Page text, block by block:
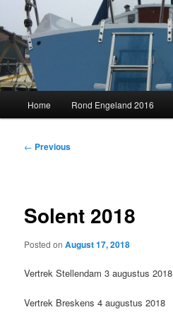
to
primary
contentMeerKwadraat
Home Rond Engeland 2016
Post
← Previous
Solent 2018
Posted onAugust 17, 2018
Vertrek Stellendam 3 augustus 2018
Vertrek Breskens 4 augustus 2018